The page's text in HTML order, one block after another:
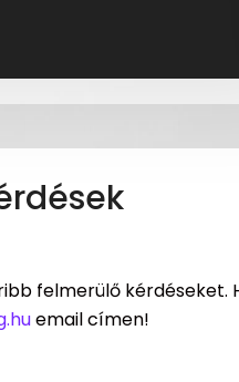
felmerülő kérdéseket.
email címen!